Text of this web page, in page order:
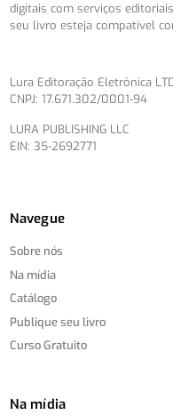
digitais com serviços
seu livro esteja compatível
Lura Editoração Eletrônica
CNPJ: 17.671.302/0001-94
LURA PUBLISHING LLC
EIN: 35-2692771
Navegue
Sobre nós
Na mídia
Catálogo
Publique seu livro
Curso Gratuito
Na mídia